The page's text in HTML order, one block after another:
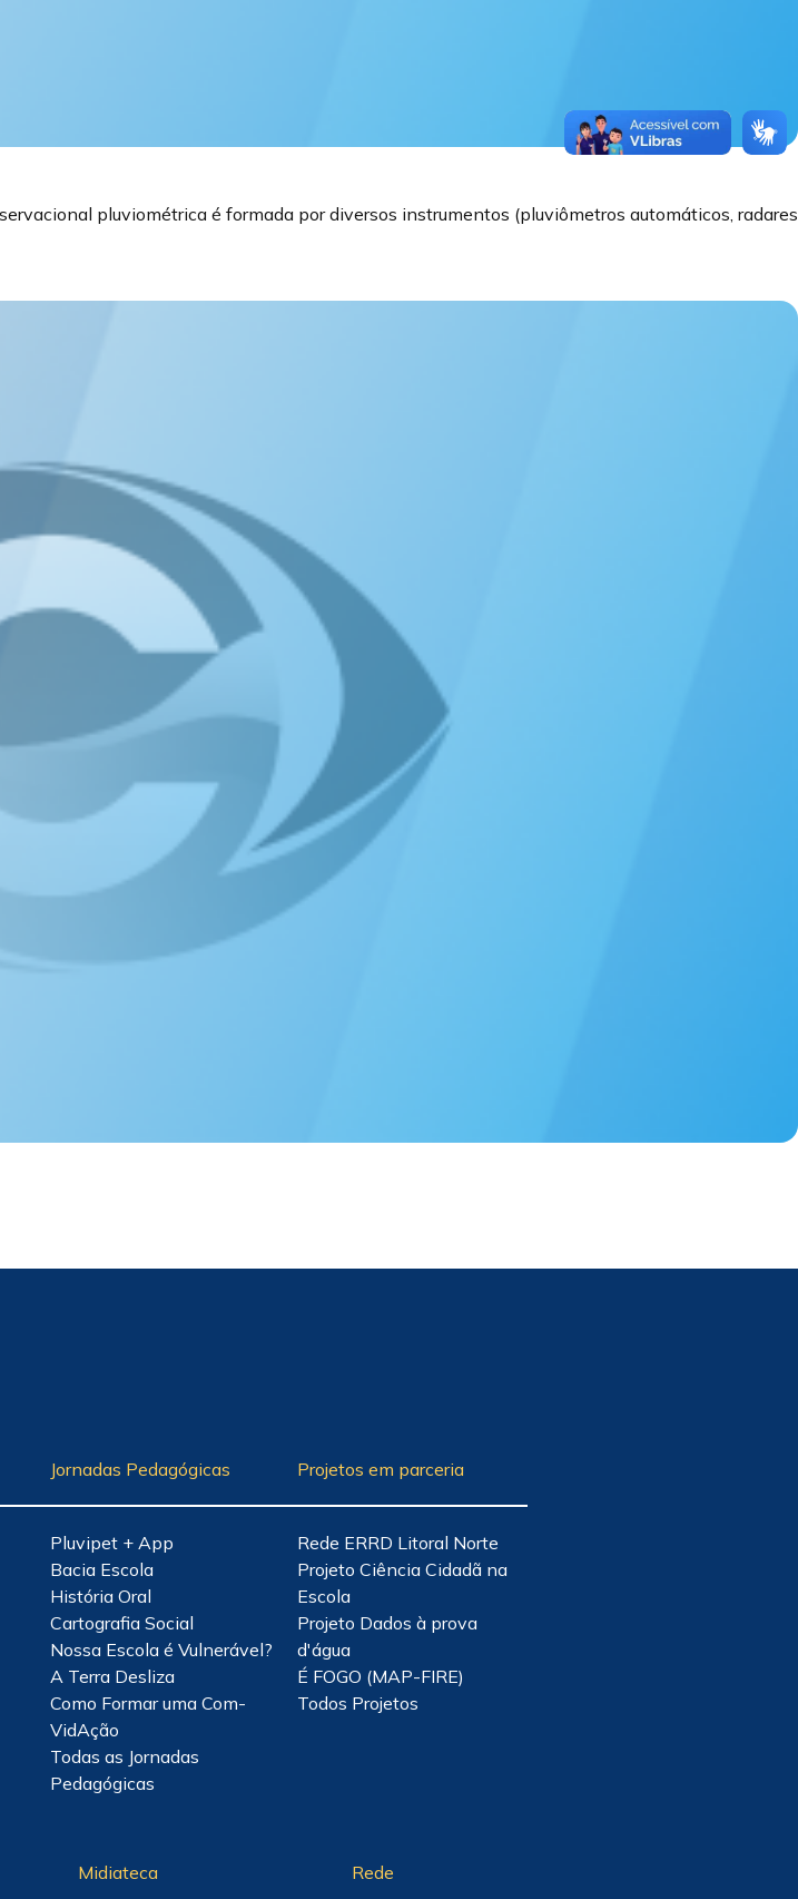
pluviométrica é formada por diversos instrumentos (pluviômetros automáticos, radares
Jornadas Pedagógicas
Pluvipet + App
Bacia Escola
História Oral
Cartografia Social
Nossa Escola é Vulnerável?
A Terra Desliza
Como Formar uma Com-
VidAção
Todas as Jornadas
Pedagógicas
Projetos em parceria
Rede ERRD Litoral Norte
Projeto Ciência Cidadã na
Escola
Projeto Dados à prova
d'água
É FOGO (MAP-FIRE)
Todos Projetos
Midiateca Rede